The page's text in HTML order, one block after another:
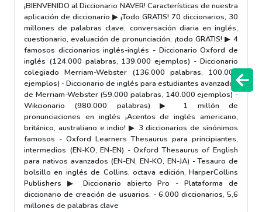
¡BIENVENIDO al Diccionario NAVER! Características de nuestra
aplicación de diccionario ▶ ¡Todo GRATIS! 70 diccionarios, 30
millones de palabras clave, conversación diaria en inglés,
cuestionario, evaluación de pronunciación, ¡todo GRATIS! ▶ 4
famosos diccionarios inglés-inglés - Diccionario Oxford de
inglés (124.000 palabras, 139.000 ejemplos) - Diccionario
colegiado Merriam-Webster (136.000 palabras, 100.000
ejemplos) - Diccionario de inglés para estudiantes avanzados
de Merriam-Webster (59.000 palabras, 140.000 ejemplos) -
Wikcionario (980.000 palabras) ▶ 1 millón de
pronunciaciones en inglés ¡Acentos de inglés americano,
británico, australiano e indio! ▶ 3 diccionarios de sinónimos
famosos - Oxford Learners Thesaurus para principiantes,
intermedios (EN-KO, EN-EN) - Oxford Thesaurus of English
para nativos avanzados (EN-EN, EN-KO, EN-JA) - Tesauro de
bolsillo en inglés de Collins, octava edición, HarperCollins
Publishers ▶ Diccionario abierto Pro - Plataforma de
diccionario de creación de usuarios. - 6.000 diccionarios, 5,6
millones de palabras clave